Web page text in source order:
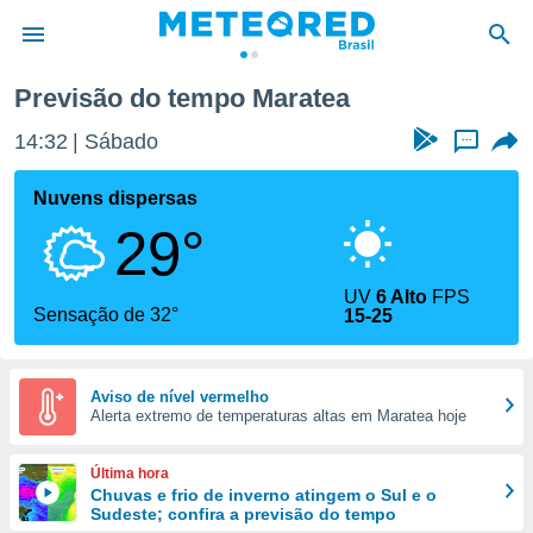
da
fornecidas
a este
das
e
forma
digital
Previsão do tempo Maratea
14:32 Sábado ...
Nuvens dispersas
29°
Sensação de 32°
UV6 Alto FPS
15-25
Aviso de nível vermelho
Alerta extremo de temperaturas altas em Maratea hoje
Última hora
Chuvas e frio de inverno atingem o Sul e o
Sudeste; confira a previsão do tempo